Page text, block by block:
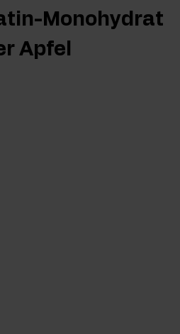
Monohydrat
Apfel